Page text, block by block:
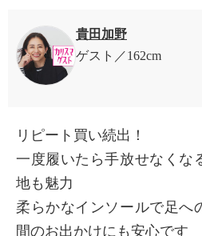
貴田加野
ゲスト
162cm
リピート買い続出！
一度履いたら手放せなくな
地も魅力
柔らかなインソールで足へ
間のお出かけにも安心です